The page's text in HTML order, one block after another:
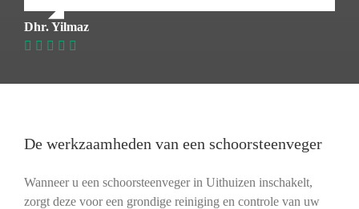
Dhr. Yilmaz
De werkzaamheden van een schoorsteenveger
Wanneer u een schoorsteenveger in Uithuizen inschakelt,
zorgt deze voor een grondige reiniging en controle van uw